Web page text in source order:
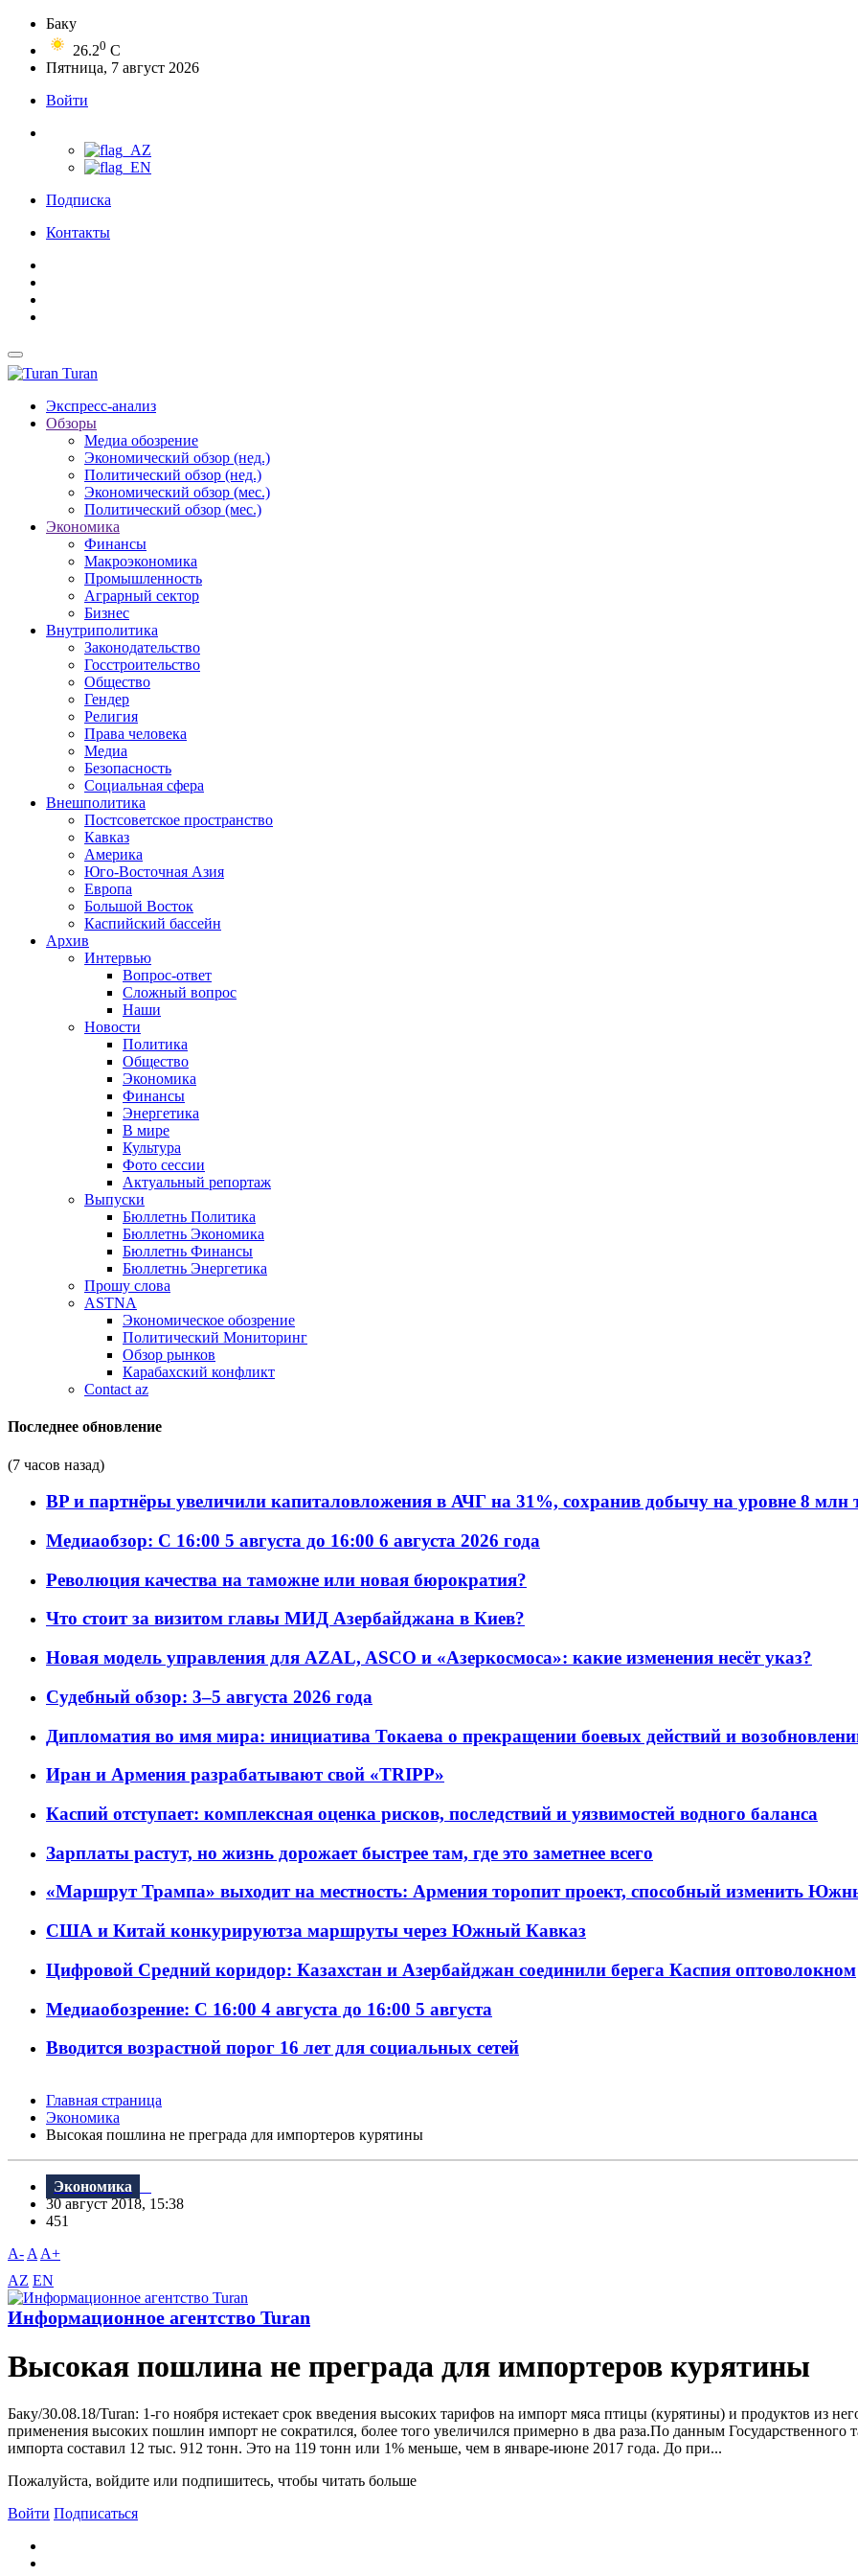
Баку
26.20 C
Пятница, 7 август 2026
Войти
Подписка
Контакты
Turan
Экспресс-анализ
Обзоры
Медиа обозрение
Экономический обзор (нед.)
Политический обзор (нед.)
Экономический обзор (мес.)
Политический обзор (мес.)
Экономика
Финансы
Макроэкономика
Промышленность
Аграрный сектор
Бизнес
Внутриполитика
Законодательство
Госстроительство
Общество
Гендер
Религия
Права человека
Медиа
Безопасность
Социальная сфера
Внешполитика
Постсоветское пространство
Кавказ
Америка
Юго-Восточная Азия
Европа
Большой Восток
Каспийский бассейн
Архив
Интервью
Вопрос-ответ
Сложный вопрос
Наши
Новости
Политика
Общество
Экономика
Финансы
Энергетика
В мире
Культура
Фото сессии
Актуальный репортаж
Выпуски
Бюллетнь Политика
Бюллетнь Экономика
Бюллетнь Финансы
Бюллетнь Энергетика
Прошу слова
ASTNA
Экономическое обозрение
Политический Мониторинг
Обзор рынков
Карабахский конфликт
Contact az
Последнее обновление
(7 часов назад)
BP и партнёры увеличили капиталовложения в АЧГ на 31%, сохранив добычу на уровне 8 млн
Медиаобзор: С 16:00 5 августа до 16:00 6 августа 2026 года
Революция качества на таможне или новая бюрократия?
Что стоит за визитом главы МИД Азербайджана в Киев?
Новая модель управления для AZAL, ASCO и «Азеркосмоса»: какие изменения несёт указ?
Судебный обзор: 3–5 августа 2026 года
Дипломатия во имя мира: инициатива Токаева о прекращении боевых действий и
Иран и Армения разрабатывают свой «TRIPP»
Каспий отступает: комплексная оценка рисков, последствий и уязвимостей водного баланса
Зарплаты растут, но жизнь дорожает быстрее там, где это заметнее всего
«Маршрут Трампа» выходит на местность: Армения торопит проект, способный изменить
США и Китай конкурируютза маршруты через Южный Кавказ
Цифровой Средний коридор: Казахстан и Азербайджан соединили берега Каспия оптоволокном
Медиаобозрение: С 16:00 4 августа до 16:00 5 августа
Вводится возрастной порог 16 лет для социальных сетей
Главная страница
Экономика
Высокая пошлина не преграда для импортеров курятины
Экономика
30 август 2018, 15:38
451
A- A A+
AZ EN
Информационное агентство Turan
Высокая пошлина не преграда для импортеров курятины
Баку/30.08.18/Turan: 1-го ноября истекает срок введения высоких тарифов на импорт мяса птицы (курятины) и продуктов из
применения высоких пошлин импорт не сократился, более того увеличился примерно в два раза.По данным Государственного
импорта составил 12 тыс. 912 тонн. Это на 119 тонн или 1% меньше, чем в январе-июне 2017 года. До при...
Пожалуйста, войдите или подпишитесь, чтобы читать больше
Войти Подписаться